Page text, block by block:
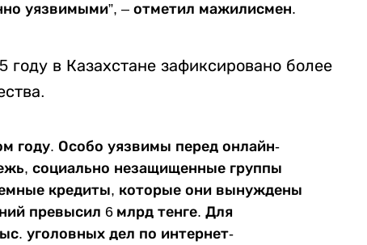
уязвимыми”, – отметил мажилисмен.
в Казахстане зафиксировано более
году. Особо уязвимы перед онлайн-
социально незащищенные группы
кредиты, которые они вынуждены
превысил 6 млрд тенге. Для
уголовных дел по интернет-